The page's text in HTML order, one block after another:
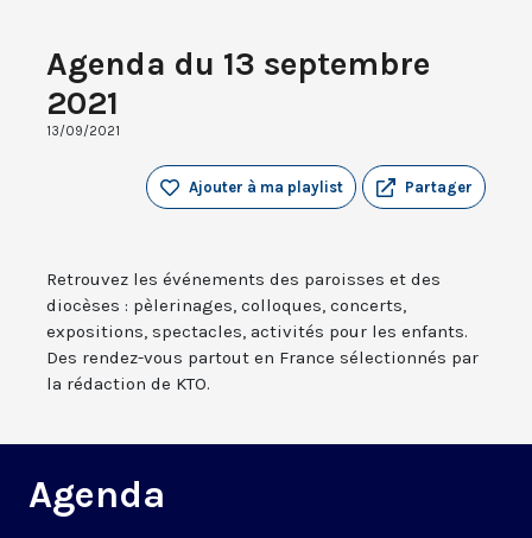
Agenda du 13 septembre
2021
13/09/2021
Partager
Ajouter à ma playlist
Retrouvez les événements des paroisses et des
diocèses : pèlerinages, colloques, concerts,
expositions, spectacles, activités pour les enfants.
Des rendez-vous partout en France sélectionnés par
la rédaction de KTO.
Agenda